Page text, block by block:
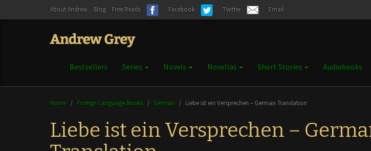
About Andrew Blog Free Reads Facebook Twitter Email
Bestsellers Series Novels Novellas Short Stories Audiobooks
Home / Foreign Language Books / German / Liebe ist ein Versprechen – German Translation
Liebe ist ein Versprechen –